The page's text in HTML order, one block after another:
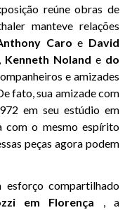
reúne obras de
manteve relações
Caro e David
, Kenneth Noland e do
e amizades
fato, sua amizade com
em seu estúdio em
com o mesmo espírito
peças agora podem
esforço compartilhado
em Florença , a